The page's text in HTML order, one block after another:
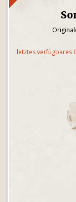
letztes verfügbares